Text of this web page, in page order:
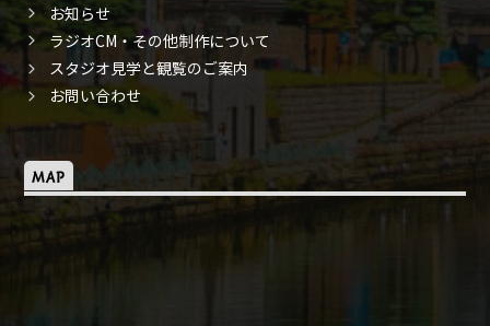
お知らせ
ラジオCM・その他制作について
スタジオ見学と観覧のご案内
お問い合わせ
MAP